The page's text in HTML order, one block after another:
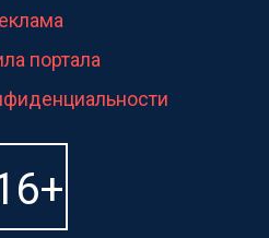
портала